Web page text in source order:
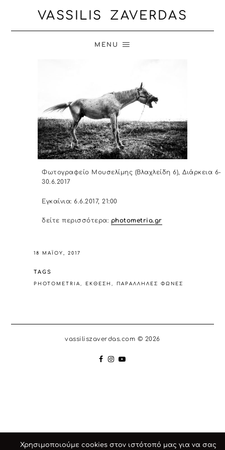
VASSILIS ZAVERDAS
MENU
Φωτογραφείο Μουσελίμης (Βλαχλείδη 6), Διάρκεια 6-
30.6.2017
Εγκαίνια: 6.6.2017, 21:00
δείτε περισσότερα: photometria.gr
18 ΜΑΪ́ΟΥ, 2017
TAGS
PHOTOMETRIA ΕΚΘΕΣΗ ΠΑΡΑΛΛΗΛΕΣ ΦΩΝΕΣ
vassiliszaverdas.com © 2026
Χρησιμοποιούμε cookies στον ιστότοπό μας για να σας